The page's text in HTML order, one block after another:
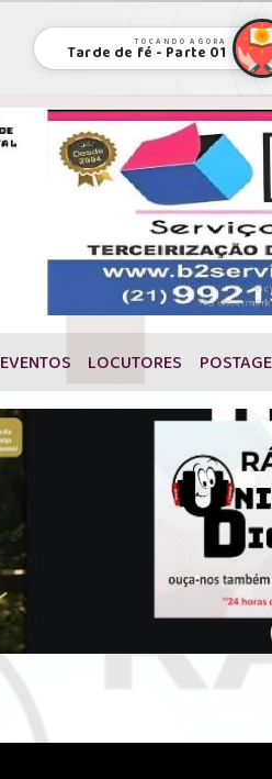
TOCANDO AGORA
Tarde de fé - Parte 01
EVENTOS LOCUTORES